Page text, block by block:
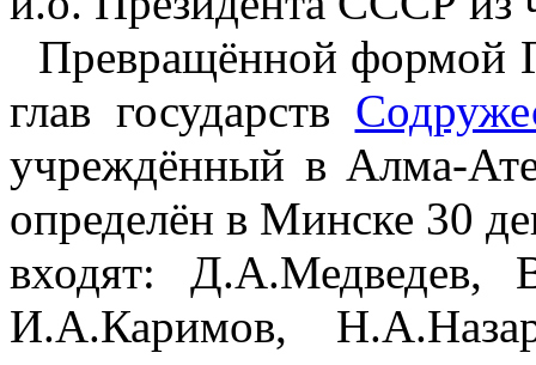
Превращённой формой
глав государств
учреждённый в Алма-
определён в Минске 30
входят: Д.А.Медведев,
И.А.Каримов,